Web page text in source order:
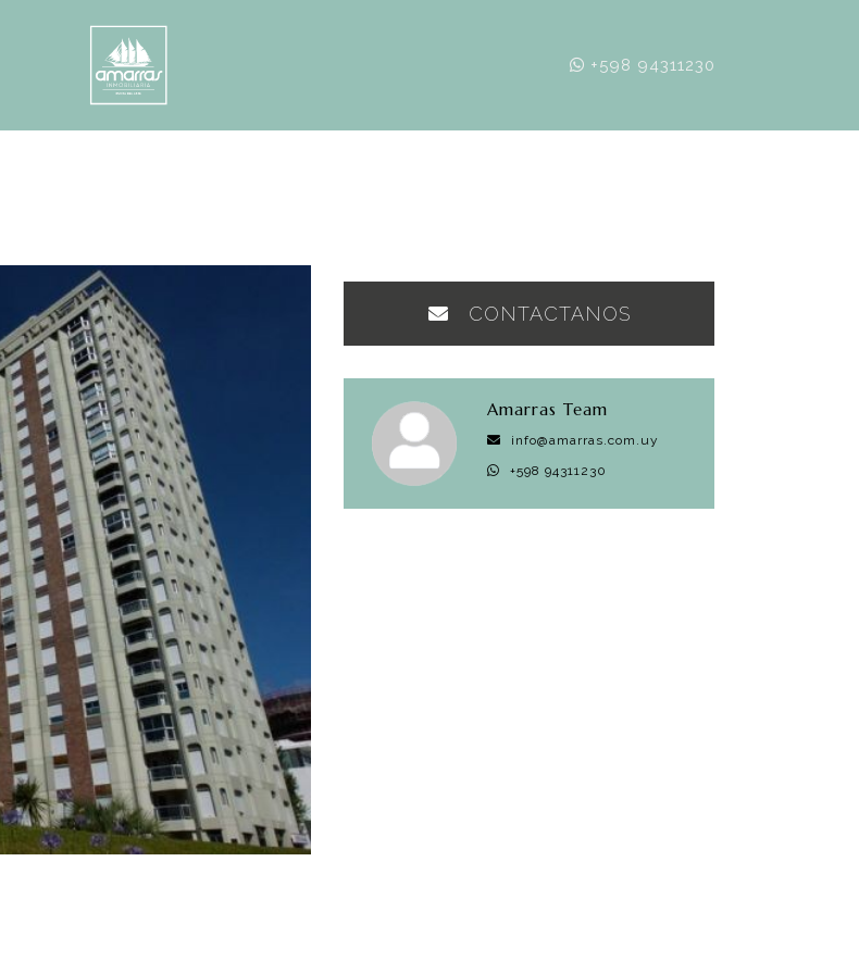
+598 94311230
CONTACTANOS
Amarras Team
info@amarras.com.uy
+598 94311230